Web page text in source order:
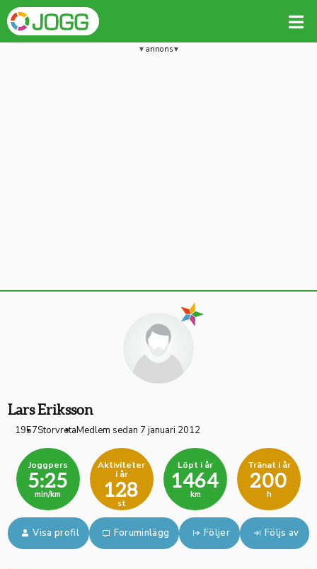
annons
Lars Eriksson
1957StorvretaMedlem sedan 7 januari 2012
Joggpers
5:25
min/km
Aktiviteter
i år
128
st
Löpt i år
1464
km
Tränat i år
200
h
Visa profil Foruminlägg Följer Följs av